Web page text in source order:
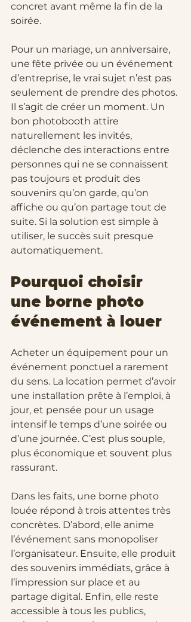
concret avant même la fin de la
soirée.
Pour un mariage, un anniversaire,
une fête privée ou un événement
d’entreprise, le vrai sujet n’est pas
seulement de prendre des photos.
Il s’agit de créer un moment. Un
bon photobooth attire
naturellement les invités,
déclenche des interactions entre
personnes qui ne se connaissent
pas toujours et produit des
souvenirs qu’on garde, qu’on
affiche ou qu’on partage tout de
suite. Si la solution est simple à
utiliser, le succès suit presque
automatiquement.
Pourquoi choisir
une borne photo
événement à louer
Acheter un équipement pour un
événement ponctuel a rarement
du sens. La location permet d’avoir
une installation prête à l’emploi, à
jour, et pensée pour un usage
intensif le temps d’une soirée ou
d’une journée. C’est plus souple,
plus économique et souvent plus
rassurant.
Dans les faits, une borne photo
louée répond à trois attentes très
concrètes. D’abord, elle anime
l’événement sans monopoliser
l’organisateur. Ensuite, elle produit
des souvenirs immédiats, grâce à
l’impression sur place et au
partage digital. Enfin, elle reste
accessible à tous les publics,